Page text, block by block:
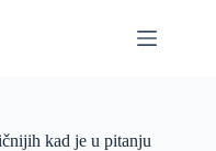
kad je u pitanju